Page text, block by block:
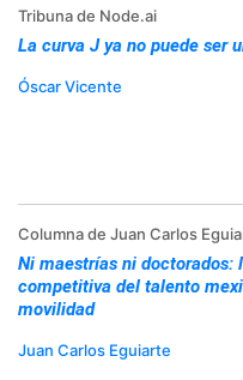
Tribuna de Node.ai
La curva J ya no puede ser
Óscar Vicente
Columna de Juan Carlos
Ni maestrías ni doctorados:
competitiva del talento
movilidad
Juan Carlos Eguiarte